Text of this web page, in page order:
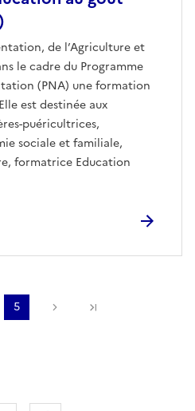
de l’Agriculture et
le cadre du Programme
(PNA) une formation
est destinée aux
puéricultrices,
sociale et familiale,
formatrice Education
Page précédente
5 Page suivante